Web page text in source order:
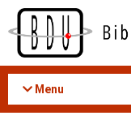
Acessar
conteúdo
Menu